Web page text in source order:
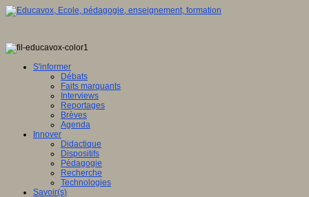
S'informer
Débats
Faits marquants
Interviews
Reportages
Brèves
Agenda
Innover
Didactique
Dispositifs
Pédagogie
Recherche
Technologies
Savoir(s)